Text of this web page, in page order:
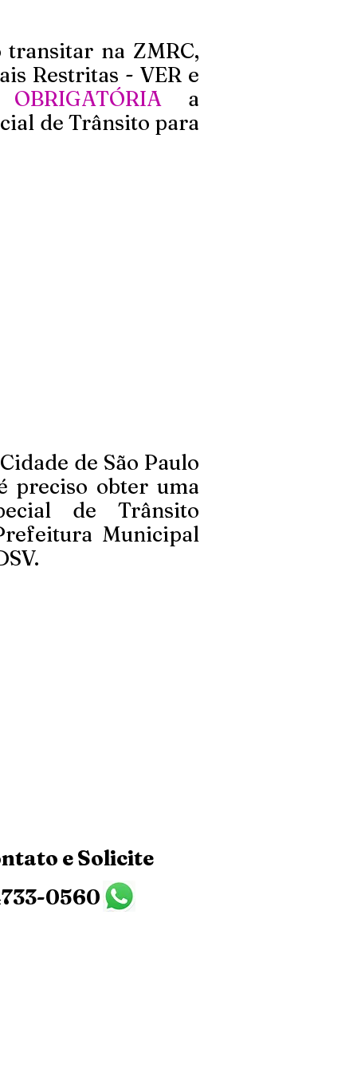
transitar na ZMRC,
Restritas - VER e
OBRIGATÓRIAa
de Trânsito para
de São Paulo
preciso obter uma
de Trânsito
Municipal
e Solicite
0560